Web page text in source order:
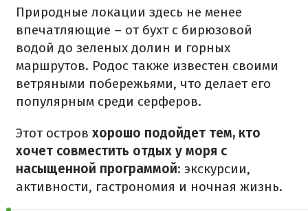
Природные локации здесь не менее
впечатляющие – от бухт с бирюзовой
водой до зеленых долин и горных
маршрутов. Родос также известен своими
ветряными побережьями, что делает его
популярным среди серферов.
Этот остров хорошо подойдет тем, кто
хочет совместить отдых у моря с
насыщенной программой: экскурсии,
активности, гастрономия и ночная жизнь.